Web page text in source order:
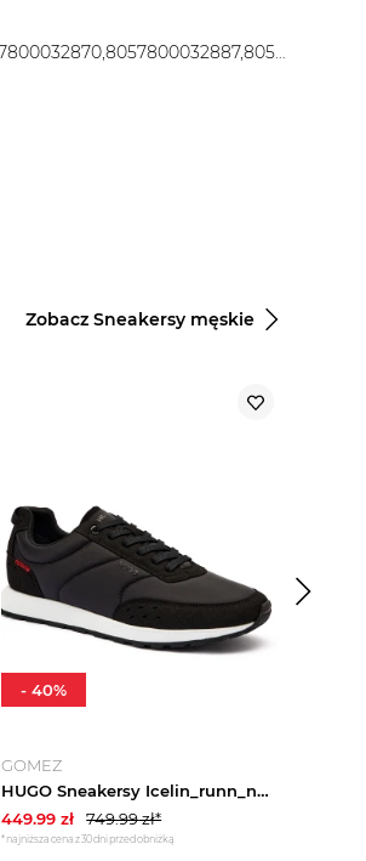
8057800030937,8057800030951,8057800030975,8057800030982,8057800032870,8057800032887,8057800032917
Zobacz Sneakersy męskie
GOMEZ
HUGO Sneakersy Icelin_runn_nymf czarny
449.99 zł 749.99zł*
*najniższa cena z 30 dni przed obniżką
-40%